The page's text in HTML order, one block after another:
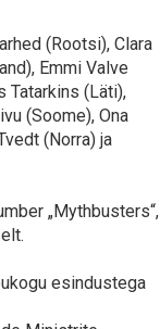
(Rootsi), Clara
Emmi Valve
Tatarkins (Läti),
(Soome), Ona
(Norra) ja
„Mythbusters“,
esindustega